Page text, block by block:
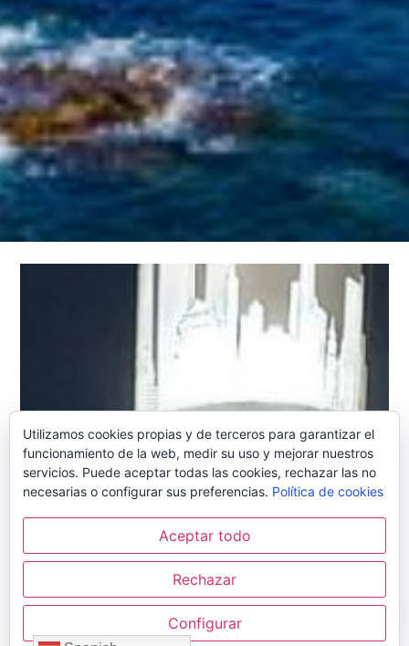
Utilizamos cookies propias y de terceros para garantizar el
funcionamiento de la web, medir su uso y mejorar nuestros
servicios. Puede aceptar todas las cookies, rechazar las no
necesarias o configurar sus preferencias. Política de cookies
Aceptar todo
Rechazar
Configurar